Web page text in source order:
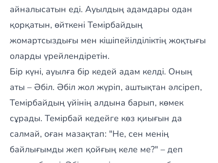
айналысатын еді. Ауылдың адамдары одан
қорқатын, өйткені Темірбайдың
жомартсыздығы мен кішіпейілділіктің жоқтығы
оларды үрейлендіретін.
Бір күні, ауылға бір кедей адам келді. Оның
аты – Әбіл. Әбіл жол жүріп, аштықтан әлсіреп,
Темірбайдың үйінің алдына барып, көмек
сұрады. Темірбай кедейге көз қиығын да
салмай, оған мазақтап: "Не, сен менің
байлығымды жеп қойғың келе ме?" – деп